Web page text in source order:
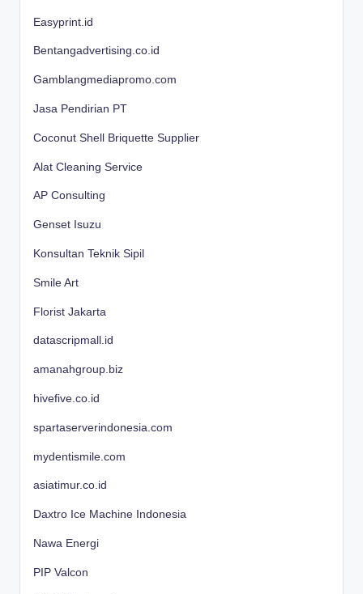
Easyprint.id
Bentangadvertising.co.id
Gamblangmediapromo.com
Jasa Pendirian PT
Coconut Shell Briquette Supplier
Alat Cleaning Service
AP Consulting
Genset Isuzu
Konsultan Teknik Sipil
Smile Art
Florist Jakarta
datascripmall.id
amanahgroup.biz
hivefive.co.id
spartaserverindonesia.com
mydentismile.com
asiatimur.co.id
Daxtro Ice Machine Indonesia
Nawa Energi
PIP Valcon